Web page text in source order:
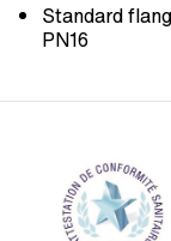
Standard
PN16